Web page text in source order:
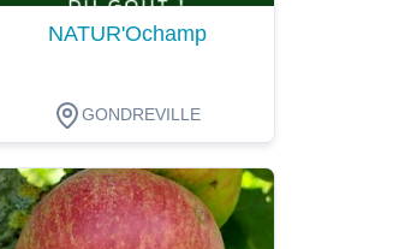
NATUR'Ochamp
GONDREVILLE
Dégustation